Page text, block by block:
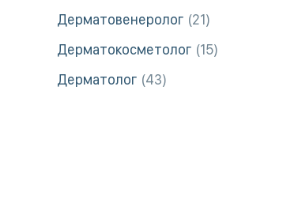
Дерматовенеролог 21
Дерматокосметолог 15
Дерматолог 43